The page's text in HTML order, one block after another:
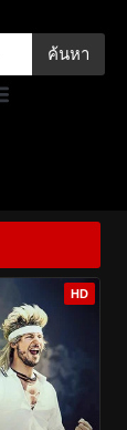
ค้นหา
HD